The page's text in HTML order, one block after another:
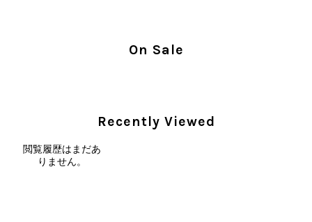
心いたしました。 また、商品からヴ
末永くご愛用いただけましたら幸いで
す。 また気になる商品やご不明な点
On Sale
Recently Viewed
閲覧履歴はまだあ
りません。